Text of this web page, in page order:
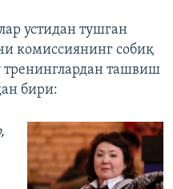
устидан тушган
комиссиянинг собиқ
тренинглардан ташвиш
бири: